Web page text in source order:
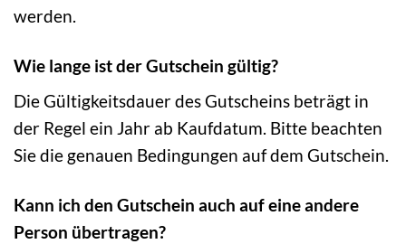
werden.
Wie lange ist der Gutschein gültig?
Die Gültigkeitsdauer des Gutscheins beträgt in
der Regel ein Jahr ab Kaufdatum. Bitte beachten
Sie die genauen Bedingungen auf dem Gutschein.
Kann ich den Gutschein auch auf eine andere
Person übertragen?